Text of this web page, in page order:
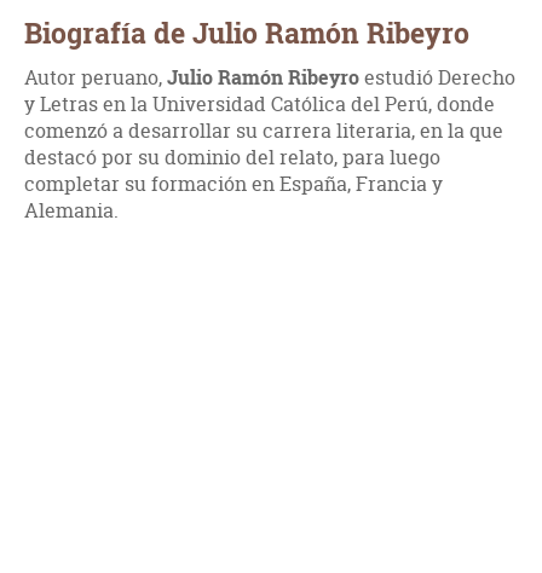
Biografía de Julio Ramón Ribeyro
Autor peruano,Julio Ramón Ribeyroestudió Derecho
y Letras en la Universidad Católica del Perú, donde
comenzó a desarrollar su carrera literaria, en la que
destacó por su dominio del relato, para luego
completar su formación en España, Francia y
Alemania.